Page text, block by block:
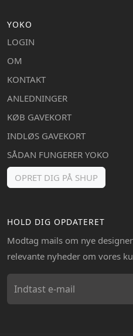
YOKO
LOGIN
OM
KONTAKT
ANLEDNINGER
KØB GAVEKORT
INDLØS GAVEKORT
SÅDAN FUNGERER YOKO
OPRET DIG PÅ SHUP
HOLD DIG OPDATERET
Modtag mails om nye
relevante nyheder om vores